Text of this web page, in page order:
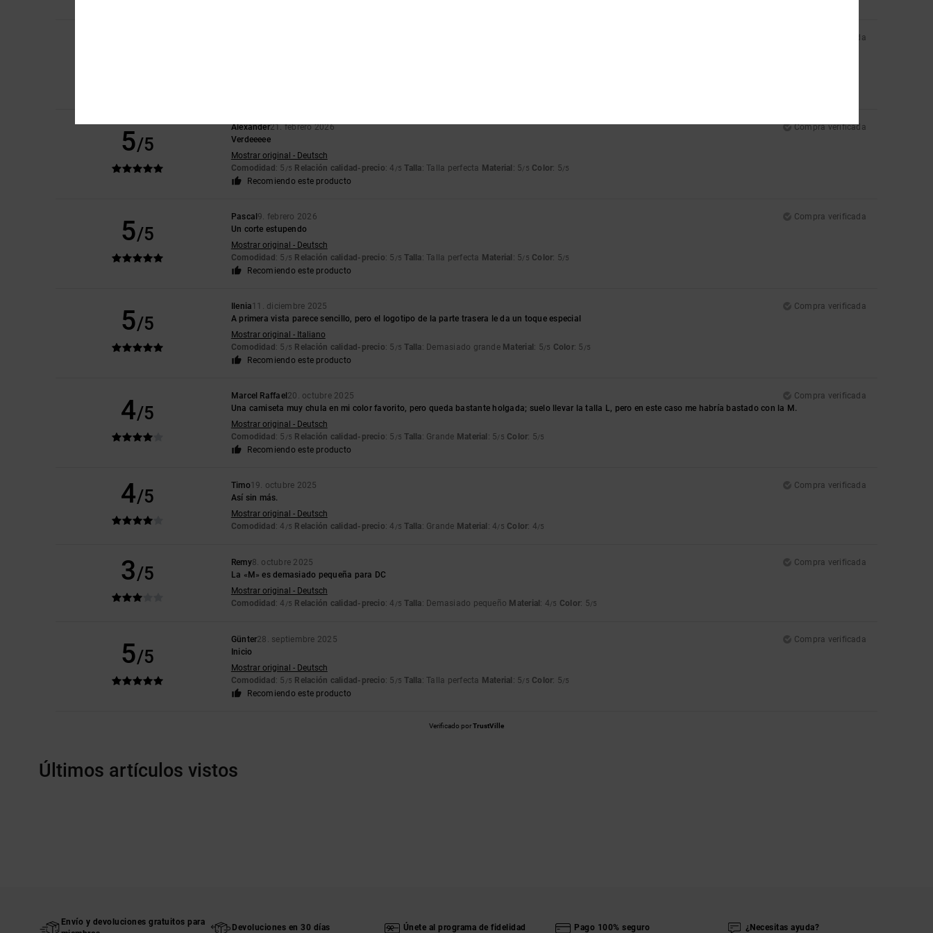
Compra verificada
5/5
Alexander21. febrero 2026
Compra verificada
Verdeeeee
Mostrar original - Deutsch
Comodidad : 5 /5 Relación calidad-precio: 4 /5 Talla: Talla perfecta Material : 5/5 Color: 5/5
Recomiendo este producto
5/5
Pascal 9. febrero 2026
Compra verificada
Un corte estupendo
Mostrar original - Deutsch
Comodidad : 5 /5 Relación calidad-precio: 5 /5 Talla: Talla perfecta Material : 5/5 Color: 5/5
Recomiendo este producto
5/5
Ilenia11. diciembre 2025
Compra verificada
A primera vista parece sencillo, pero el logotipo de la parte trasera le da un toque especial
Mostrar original - Italiano
Comodidad : 5 /5 Relación calidad-precio: 5 /5 Talla: Demasiado grande Material : 5/5 Color: 5 /5
Recomiendo este producto
4/5
Marcel Raffael 20. octubre 2025
Compra verificada
Una camiseta muy chula en mi color favorito, pero queda bastante holgada; suelo llevar la talla L, pero en este caso me habría bastado con la M.
Mostrar original - Deutsch
Comodidad : 5 /5 Relación calidad-precio: 5 /5 Talla: Grande Material : 5/5 Color: 5/5
Recomiendo este producto
4/5
Timo19. octubre 2025
Compra verificada
Así sin más.
Mostrar original - Deutsch
Comodidad : 4 /5 Relación calidad-precio: 4 /5 Talla: Grande Material : 4/5 Color: 4/5
3/5
Remy8. octubre 2025
Compra verificada
La «M» es demasiado pequeña para DC
Mostrar original - Deutsch
Comodidad : 4 /5 Relación calidad-precio: 4 /5 Talla: Demasiado pequeño Material : 4/5 Color: 5/5
5/5
Günter28. septiembre 2025
Compra verificada
Inicio
Mostrar original - Deutsch
Comodidad : 5 /5 Relación calidad-precio: 5 /5 Talla: Talla perfecta Material : 5/5 Color: 5/5
Recomiendo este producto
Verificado porTrustVille
Últimos artículos vistos
Envío y devoluciones gratuitos para
Devoluciones en 30 días Únete al programa de fidelidad Pago 100% seguro ¿Necesitas ayuda?